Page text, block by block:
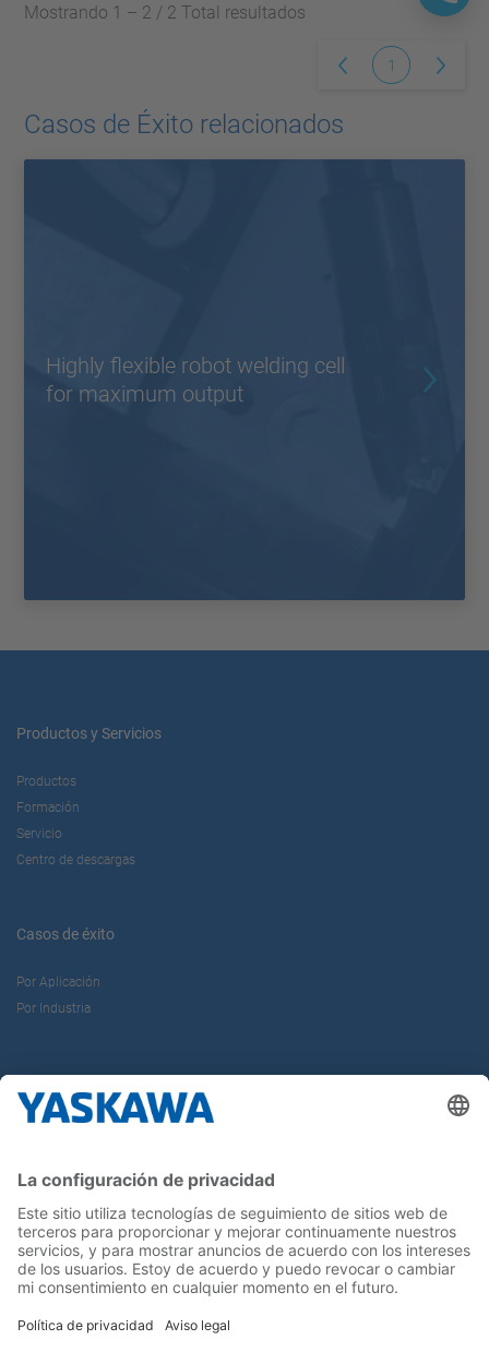
Mostrando 1 – 2 / 2 Total resultados
1
Casos de Éxito relacionados
Highly flexible robot welding cell
for maximum output
Productos y Servicios
Productos
Formación
Servicio
Centro de descargas
Casos de éxito
Por Aplicación
Por Industria
Contacto
¡Síguenos!